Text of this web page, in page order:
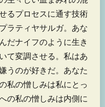
るプロセスに通す技術
ラティヤサルガ。あな
だナイフのように生き
て変調させる。私はあ
うのが好きだ。あなた
私の憎しみは私にとっ
の私の憎しみは内側に